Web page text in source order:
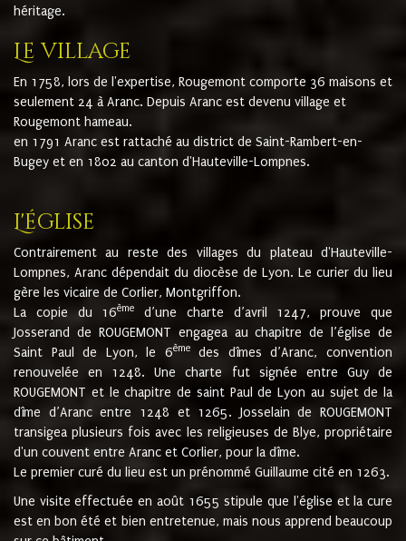
héritage.
Le village
En 1758, lors de l'expertise, Rougemont comporte 36 maisons et
seulement 24 à Aranc. Depuis Aranc est devenu village et
Rougemont hameau.
en 1791 Aranc est rattaché au district de Saint-Rambert-en-
Bugey et en 1802 au canton d'Hauteville-Lompnes.
L'église
Contrairement au reste des villages du plateau d'Hauteville-
Lompnes, Aranc dépendait du diocèse de Lyon. Le curier du lieu
gère les vicaire de Corlier, Montgriffon.
La copie du 16ème
d’une charte d’avril 1247, prouve que
Josserand de ROUGEMONT engagea au chapitre de l’église de
Saint Paul de Lyon, le 6èmedes dîmes d’Aranc, convention
renouvelée en 1248. Une charte fut signée entre Guy de
ROUGEMONT et le chapitre de saint Paul de Lyon au sujet de la
dîme d’Aranc entre 1248 et 1265. Josselain de ROUGEMONT
transigea plusieurs fois avec les religieuses de Blye, propriétaire
d'un couvent entre Aranc et Corlier, pour la dîme.
Le premier curé du lieu est un prénommé Guillaume cité en 1263.
Une visite effectuée en août 1655 stipule que l'église et la cure
est en bon été et bien entretenue, mais nous apprend beaucoup